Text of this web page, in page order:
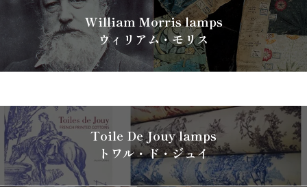
William Morris lamps
ウィリアム・モリス
Toile De Jouy lamps
トワル・ド・ジュイ